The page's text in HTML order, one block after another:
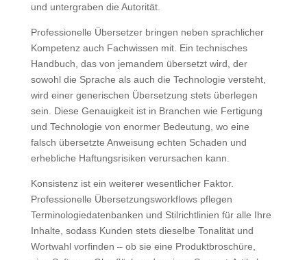
und untergraben die Autorität.
Professionelle Übersetzer bringen neben sprachlicher
Kompetenz auch Fachwissen mit. Ein technisches
Handbuch, das von jemandem übersetzt wird, der
sowohl die Sprache als auch die Technologie versteht,
wird einer generischen Übersetzung stets überlegen
sein. Diese Genauigkeit ist in Branchen wie Fertigung
und Technologie von enormer Bedeutung, wo eine
falsch übersetzte Anweisung echten Schaden und
erhebliche Haftungsrisiken verursachen kann.
Konsistenz ist ein weiterer wesentlicher Faktor.
Professionelle Übersetzungsworkflows pflegen
Terminologiedatenbanken und Stilrichtlinien für alle Ihre
Inhalte, sodass Kunden stets dieselbe Tonalität und
Wortwahl vorfinden – ob sie eine Produktbroschüre,